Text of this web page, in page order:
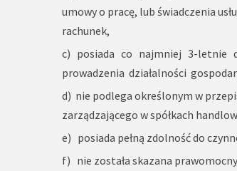
umowy o pracę, lub świadczenia
rachunek,
c) posiada co najmniej 3-letnie
prowadzenia działalności
d) nie podlega określonym w
zarządzającego w spółkach
e) posiada pełną zdolność do
f) nie została skazana